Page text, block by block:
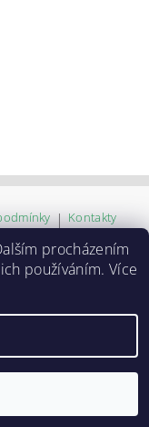
| Kontakty
vyhrazena
procházením
používáním. Více